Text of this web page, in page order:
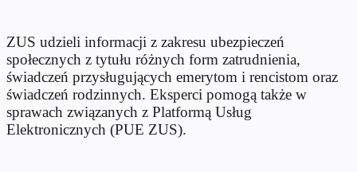
ZUS udzieli informacji z zakresu ubezpieczeń
społecznych z tytułu różnych form zatrudnienia,
świadczeń przysługujących emerytom i rencistom oraz
świadczeń rodzinnych. Eksperci pomogą także w
sprawach związanych z Platformą Usług
Elektronicznych (PUE ZUS).